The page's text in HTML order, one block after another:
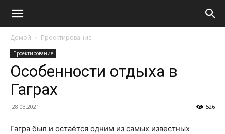
Домой Проектирование
Проектирование
Особенности отдыха в
Гаграх
28.03.2021 526
Гагра был и остаётся одним из самых известных